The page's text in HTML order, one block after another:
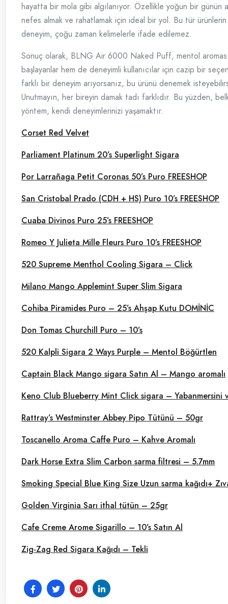
hayatta bir mola gibi algılanıyor. Özellikle yoğun bir günün
nefes almak ve rahatlamak için ideal bir yol. Bu tür
deneyim, çoğu zaman kelimelerle ifade edilemez.
Sonuç olarak, BLNG Air 6000 Naked Puff, mentol
başlayanlar hem de deneyimli kullanıcılar için cazip bir
farklı bir deneyim arıyorsanız, bu ürünü denemek
Unutmayın, her bireyin damak tadı farklıdır. Bu yüzden,
yöntem, kendi deneyimlerinizi yaşamaktır.
Corset Red Velvet
Parliament Platinum 20’s Superlight Sigara
Por Larrañaga Petit Coronas 50’s Puro FREESHOP
San Cristobal Prado (CDH + HS) Puro 10’s FREESHOP
Cuaba Divinos Puro 25’s FREESHOP
Romeo Y Julieta Mille Fleurs Puro 10’s FREESHOP
520 Supreme Menthol Cooling Sigara – Click
Milano Mango Applemint Super Slim Sigara
Cohiba Piramides Puro – 25’s Ahşap Kutu DOMİNİC
Don Tomas Churchill Puro – 10’s
520 Kalpli Sigara 2 Ways Purple – Mentol Böğürtlen
Captain Black Mango sigara Satın Al – Mango aromalı
Keno Club Blueberry Mint Click sigara – Yabanmersini
Rattray’s Westminster Abbey Pipo Tütünü – 50gr
Toscanello Aroma Caffe Puro – Kahve Aromalı
Dark Horse Extra Slim Carbon sarma filtresi – 5.7mm
Smoking Special Blue King Size Uzun sarma kağıdı+
Golden Virginia Sarı ithal tütün – 25gr
Cafe Creme Arome Sigarillo – 10’s Satın Al
Zig-Zag Red Sigara Kağıdı – Tekli